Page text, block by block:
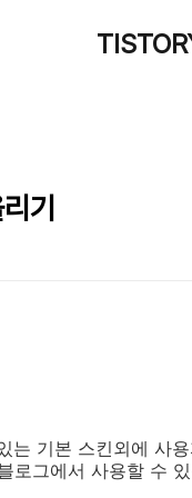
기
는 기본 스킨외에 사
로그에서 사용할 수